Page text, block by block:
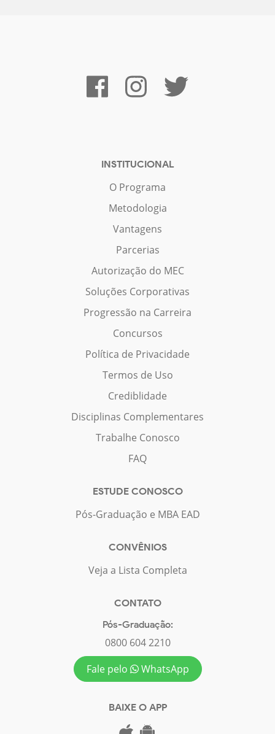
INSTITUCIONAL
O Programa
Metodologia
Vantagens
Parcerias
Autorização do MEC
Soluções Corporativas
Progressão na Carreira
Concursos
Política de Privacidade
Termos de Uso
Crediblidade
Disciplinas Complementares
Trabalhe Conosco
FAQ
ESTUDE CONOSCO
Pós-Graduação e MBA EAD
CONVÊNIOS
Veja a Lista Completa
CONTATO
Pós-Graduação:
0800 604 2210
Fale pelo
WhatsApp
BAIXE O APP